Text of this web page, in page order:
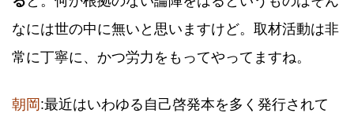
なには世の中に無いと思いますけど。取材活動は非
常に丁寧に、かつ労力をもってやってますね。
朝岡 :最近はいわゆる自己啓発本を多く発行されて